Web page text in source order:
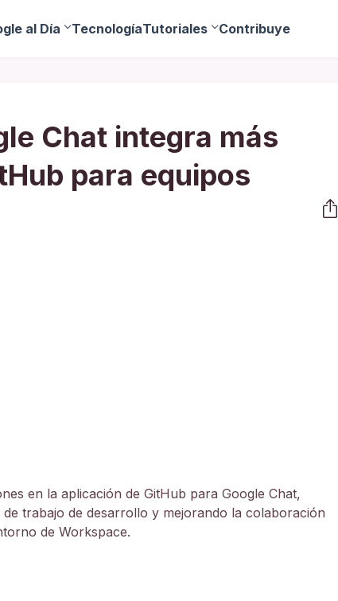
al Día TecnologíaTutoriales Contribuye
Chat integra más
para equipos
en la aplicación de GitHub para Google Chat,
trabajo de desarrollo y mejorando la colaboración
de Workspace.